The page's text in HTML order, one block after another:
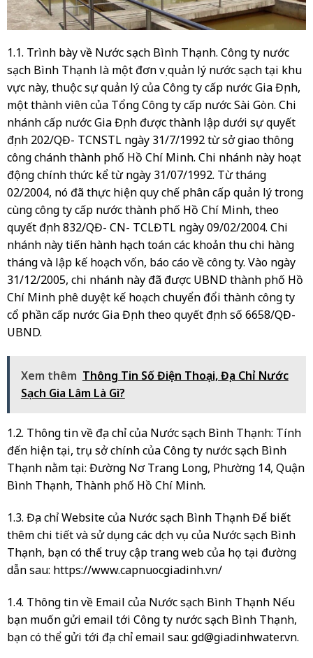
1.1. Trình bày về Nước sạch Bình Thạnh. Công ty nước
sạch Bình Thạnh là một đơn vị quản lý nước sạch tại khu
vực này, thuộc sự quản lý của Công ty cấp nước Gia Định,
một thành viên của Tổng Công ty cấp nước Sài Gòn. Chi
nhánh cấp nước Gia Định được thành lập dưới sự quyết
định 202/QĐ- TCNSTL ngày 31/7/1992 từ sở giao thông
công chánh thành phố Hồ Chí Minh. Chi nhánh này hoạt
động chính thức kể từ ngày 31/07/1992. Từ tháng
02/2004, nó đã thực hiện quy chế phân cấp quản lý trong
cùng công ty cấp nước thành phố Hồ Chí Minh, theo
quyết định 832/QĐ- CN- TCLĐTL ngày 09/02/2004. Chi
nhánh này tiến hành hạch toán các khoản thu chi hàng
tháng và lập kế hoạch vốn, báo cáo về công ty. Vào ngày
31/12/2005, chi nhánh này đã được UBND thành phố Hồ
Chí Minh phê duyệt kế hoạch chuyển đổi thành công ty
cổ phần cấp nước Gia Định theo quyết định số 6658/QĐ-
UBND.
Xem thêm Thông Tin Số Điện Thoại, Địa Chỉ Nước
Sạch Gia Lâm Là Gì?
1.2. Thông tin về địa chỉ của Nước sạch Bình Thạnh: Tính
đến hiện tại, trụ sở chính của Công ty nước sạch Bình
Thạnh nằm tại: Đường Nơ Trang Long, Phường 14, Quận
Bình Thạnh, Thành phố Hồ Chí Minh.
1.3. Địa chỉ Website của Nước sạch Bình Thạnh Để biết
thêm chi tiết và sử dụng các dịch vụ của Nước sạch Bình
Thạnh, bạn có thể truy cập trang web của họ tại đường
dẫn sau: https://www.capnuocgiadinh.vn/
1.4. Thông tin về Email của Nước sạch Bình Thạnh Nếu
bạn muốn gửi email tới Công ty nước sạch Bình Thạnh,
bạn có thể gửi tới địa chỉ email sau: gd@giadinhwater.vn.